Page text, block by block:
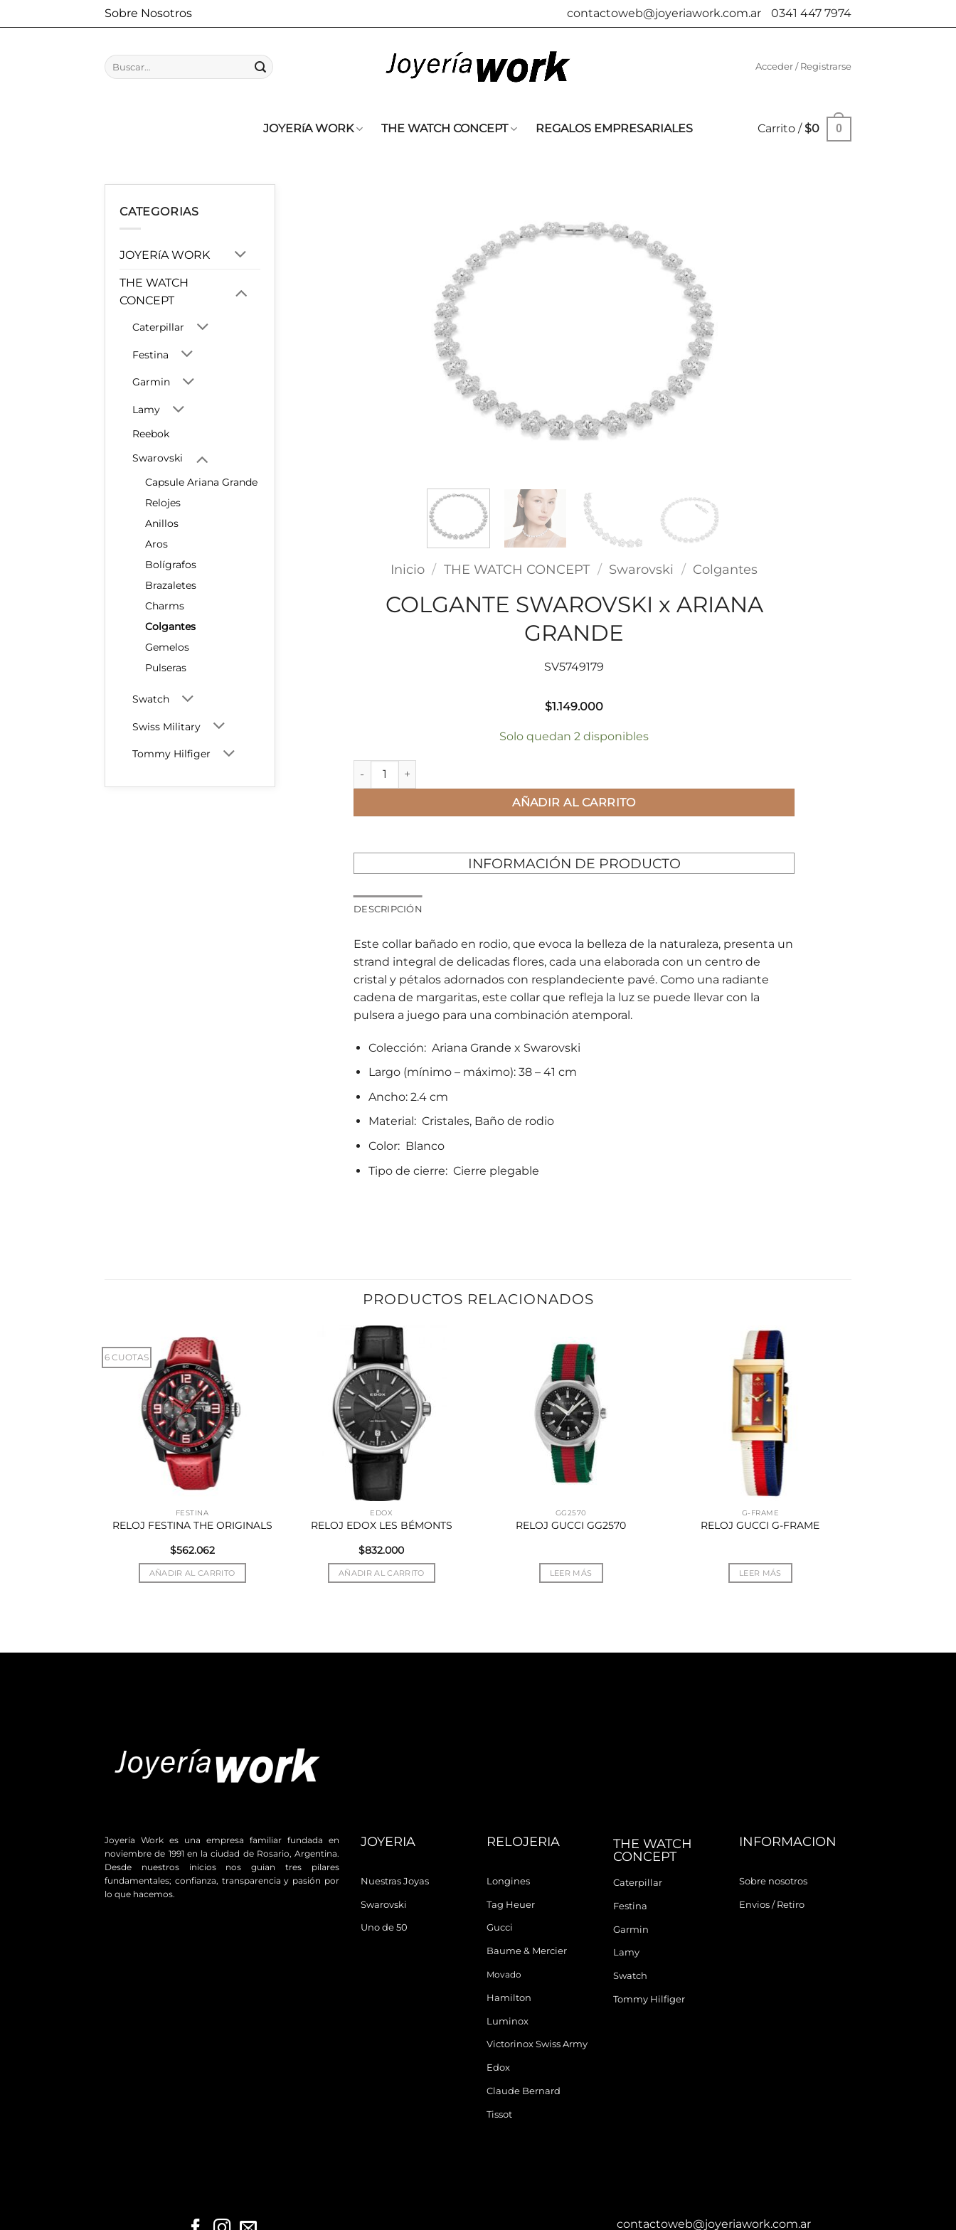
al
Sobre Nosotros contactoweb@joyeriawork.com.ar 0341 447 7974
Buscar
por:
Acceder / Registrarse
JOYERíA WORK THE WATCH CONCEPT REGALOS EMPRESARIALES Carrito /$0 0
CATEGORIAS
JOYERíA WORK
THE WATCH
CONCEPT
Caterpillar
Festina
Garmin
Lamy
Reebok
Swarovski
Capsule Ariana Grande
Relojes
Anillos
Aros
Bolígrafos
Brazaletes
Charms
Colgantes
Gemelos
Pulseras
Swatch
Swiss Military
Tommy Hilfiger
Inicio / THE WATCH CONCEPT / Swarovski / Colgantes
COLGANTE SWAROVSKI x ARIANA
GRANDE
SV5749179
$1.149.000
Solo quedan 2 disponibles
COLGANTE SWAROVSKI x ARIANA GRANDE cantidad
AÑADIR AL CARRITO
INFORMACIÓN DE PRODUCTO
DESCRIPCIÓN
Este collar bañado en rodio, que evoca la belleza de la naturaleza, presenta un
strand integral de delicadas flores, cada una elaborada con un centro de
cristal y pétalos adornados con resplandeciente pavé. Como una radiante
cadena de margaritas, este collar que refleja la luz se puede llevar con la
pulsera a juego para una combinación atemporal.
Colección: Ariana Grande x Swarovski
Largo (mínimo – máximo): 38 – 41 cm
Ancho: 2.4 cm
Material: Cristales, Baño de rodio
Color: Blanco
Tipo de cierre: Cierre plegable
PRODUCTOS RELACIONADOS
6 CUOTAS
FESTINA
RELOJ FESTINA THE ORIGINALS
$562.062
AÑADIR AL CARRITO
EDOX
RELOJ EDOX LES BÉMONTS
$832.000
AÑADIR AL CARRITO
GG2570
RELOJ GUCCI GG2570
LEER MÁS
G-FRAME
RELOJ GUCCI G-FRAME
LEER MÁS
Joyería Work es una empresa familiar fundada en
noviembre de 1991 en la ciudad de Rosario, Argentina.
Desde nuestros inicios nos guian tres pilares
fundamentales; confianza, transparencia y pasión por
lo que hacemos.
JOYERIA
Nuestras Joyas
Swarovski
Uno de 50
RELOJERIA
Longines
Tag Heuer
Gucci
Baume & Mercier
Movado
Hamilton
Luminox
Victorinox Swiss Army
Edox
Claude Bernard
Tissot
THE WATCH
CONCEPT
Caterpillar
Festina
Garmin
Lamy
Swatch
Tommy Hilfiger
INFORMACION
Sobre nosotros
Envios / Retiro
contactoweb@joyeriawork.com.ar